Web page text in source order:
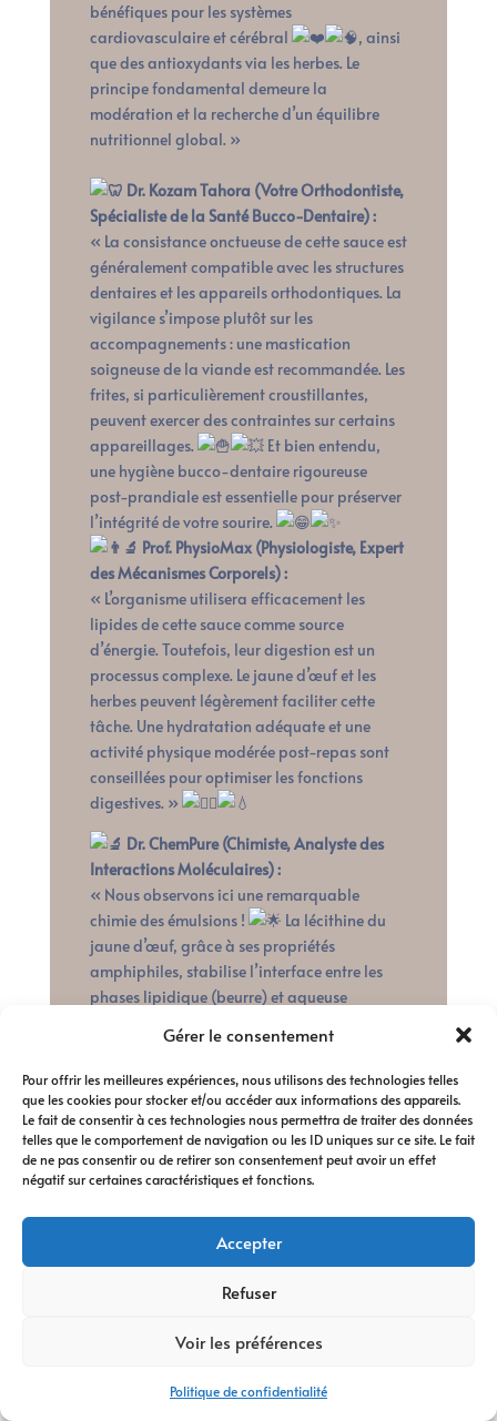
Gérer le consentement
Pour offrir les meilleures expériences, nous utilisons des technologies telles
que les cookies pour stocker et/ou accéder aux informations des appareils.
Le fait de consentir à ces technologies nous permettra de traiter des données
telles que le comportement de navigation ou les ID uniques sur ce site. Le fait
de ne pas consentir ou de retirer son consentement peut avoir un effet
négatif sur certaines caractéristiques et fonctions.
Accepter
Refuser
Voir les préférences
Politique de confidentialité
bénéfiques pour les systèmes
cardiovasculaire et cérébral
, ainsi
que des antioxydants via les herbes. Le
principe fondamental demeure la
modération et la recherche d’un équilibre
nutritionnel global. »
Dr. Kozam Tahora (Votre Orthodontiste,
Spécialiste de la Santé Bucco-Dentaire) :
« La consistance onctueuse de cette sauce est
généralement compatible avec les structures
dentaires et les appareils orthodontiques. La
vigilance s’impose plutôt sur les
accompagnements : une mastication
soigneuse de la viande est recommandée. Les
frites, si particulièrement croustillantes,
peuvent exercer des contraintes sur certains
appareillages.
Et bien entendu,
une hygiène bucco-dentaire rigoureuse
post-prandiale est essentielle pour préserver
l’intégrité de votre sourire.
Prof. PhysioMax (Physiologiste, Expert
des Mécanismes Corporels) :
« L’organisme utilisera efficacement les
lipides de cette sauce comme source
d’énergie. Toutefois, leur digestion est un
processus complexe. Le jaune d’œuf et les
herbes peuvent légèrement faciliter cette
tâche. Une hydratation adéquate et une
activité physique modérée post-repas sont
conseillées pour optimiser les fonctions
digestives. »
Dr. ChemPure (Chimiste, Analyste des
Interactions Moléculaires) :
« Nous observons ici une remarquable
chimie des émulsions !
La lécithine du
jaune d’œuf, grâce à ses propriétés
amphiphiles, stabilise l’interface entre les
phases lipidique (beurre) et aqueuse
le beurre tiède permet une solubilisation et
une libération optimale des composés
aromatiques volatils. »
En résumé : Une préparation gastronomique
à réaliser avec soin, à déguster avec
appréciation, et qui appelle à une hygiène
PARTIE 2 : ANALYSE
DÉTAILLÉE POUR LES
PASSIONNÉS DE
SCIENCE ET DE CUISINE
(Vulgarisation Experte)
Explorons plus en profondeur les